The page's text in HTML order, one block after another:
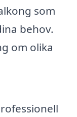
som
behov.
om olika